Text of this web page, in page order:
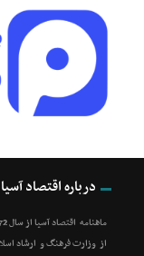
درباره اقتصاد آسیا
ماهنامه اقتصاد آسیا از سال 1372 با مجوز شماره 124/5138
از وزارت فرهنگ و ارشاد